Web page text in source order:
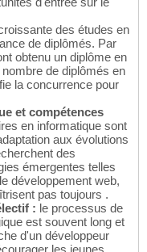
des études en
de diplômés. Par
obtenu un diplôme en
de diplômés en
la concurrence pour
et compétences
en informatique sont
aux évolutions
des
émergentes telles
développement web,
pas toujours .
: le processus de
est souvent long et
d'un développeur